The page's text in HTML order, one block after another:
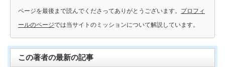
ページを最後まで読んでくださってありがとうございます。 プロフィ
ールのページでは当サイトのミッションについて解説しています。
この著者の最新の記事